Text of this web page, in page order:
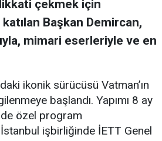
çekmek için
Başkan Demircan,
mimari eserleriyle ve en
ikonik sürücüsü Vatman’ın
başlandı. Yapımı 8 ay
özel program
işbirliğinde İETT Genel